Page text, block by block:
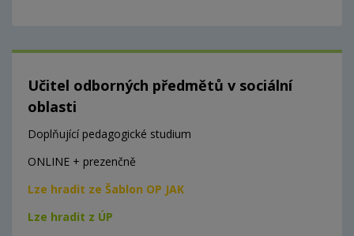
Učitel odborných předmětů v sociální
oblasti
Doplňující pedagogické studium
ONLINE + prezenčně
Lze hradit ze Šablon OP JAK
Lze hradit z ÚP